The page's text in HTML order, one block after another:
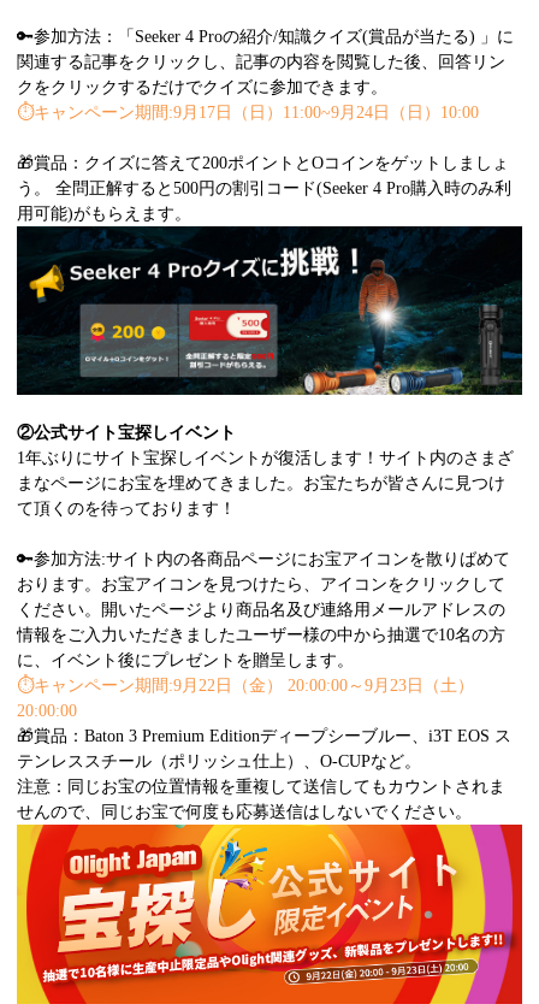
🔑参加方法：「Seeker 4 Proの紹介/知識クイズ(賞品が当たる) 」に
関連する記事をクリックし、記事の内容を閲覧した後、回答リン
クをクリックするだけでクイズに参加できます。
⏱️キャンペーン期間:9月17日（日）11:00~9月24日（日）10:00
🎁賞品：クイズに答えて200ポイントとOコインをゲットしましょ
う。 全問正解すると500円の割引コード(Seeker 4 Pro購入時のみ利
用可能)がもらえます。
②公式サイト宝探しイベント
1年ぶりにサイト宝探しイベントが復活します！サイト内のさまざ
まなページにお宝を埋めてきました。お宝たちが皆さんに見つけ
て頂くのを待っております！
🔑参加方法:サイト内の各商品ページにお宝アイコンを散りばめて
おります。お宝アイコンを見つけたら、アイコンをクリックして
ください。開いたページより商品名及び連絡用メールアドレスの
情報をご入力いただきましたユーザー様の中から抽選で10名の方
に、イベント後にプレゼントを贈呈します。
⏱️キャンペーン期間:9月22日（金） 20:00:00～9月23日（土）
20:00:00
🎁賞品：Baton 3 Premium Editionディープシーブルー、i3T EOS ス
テンレススチール（ポリッシュ仕上）、O-CUPなど。
注意：同じお宝の位置情報を重複して送信してもカウントされま
せんので、同じお宝で何度も応募送信はしないでください。